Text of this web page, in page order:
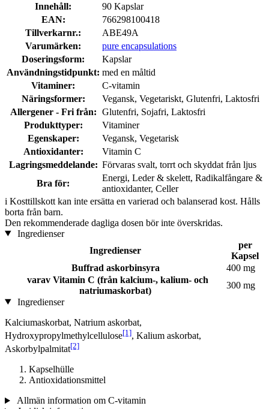
Innehåll:
90 Kapslar
EAN:
766298100418
Tillverkarnr.:
ABE49A
Varumärken:
pure encapsulations
Doseringsform:
Kapslar
Användningstidpunkt: med en måltid
Vitaminer:
C-vitamin
Näringsformer:
Vegansk, Vegetariskt, Glutenfri, Laktosfri
Allergener - Fri från: Glutenfri, Sojafri, Laktosfri
Produkttyper:
Vitaminer
Egenskaper:
Vegansk, Vegetarisk
Antioxidanter:
Vitamin C
Lagringsmeddelande: Förvaras svalt, torrt och skyddat från ljus
Bra för:
Energi, Leder & skelett, Radikalfångare &
antioxidanter, Celler
i Kosttillskott kan inte ersätta en varierad och balanserad kost. Hålls
borta från barn.
Den rekommenderade dagliga dosen bör inte överskridas.
Ingredienser
Ingredienser
per
Kapsel
Buffrad askorbinsyra
400 mg
varav Vitamin C (från kalcium-, kalium- och
natriumaskorbat)
300 mg
Ingredienser
Kalciumaskorbat, Natrium askorbat,
Hydroxypropylmethylcellulose[1], Kalium askorbat,
Askorbylpalmitat[2]
Kapselhülle
Antioxidationsmittel
Allmän information om C-vitamin